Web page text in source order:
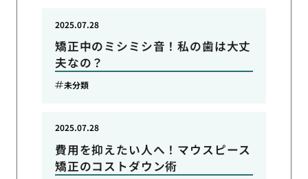
矯正中のミシミシ音！私の歯は大丈
夫なの？
2025.07.28
未分類
費用を抑えたい人へ！マウスピース
矯正のコストダウン術
2025.07.28